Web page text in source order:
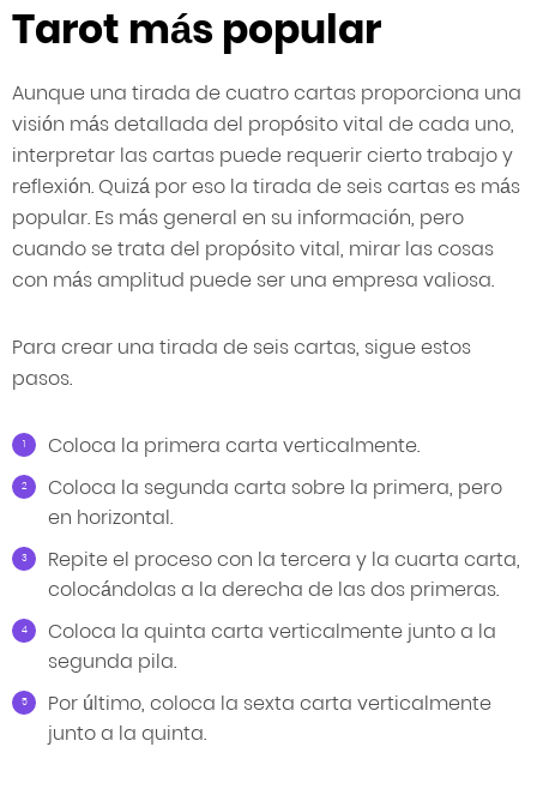
Tarot más popular
Aunque una tirada de cuatro cartas proporciona una
visión más detallada del propósito vital de cada uno,
interpretar las cartas puede requerir cierto trabajo y
reflexión. Quizá por eso la tirada de seis cartas es más
popular. Es más general en su información, pero
cuando se trata del propósito vital, mirar las cosas
con más amplitud puede ser una empresa valiosa.
Para crear una tirada de seis cartas, sigue estos
pasos.
Coloca la primera carta verticalmente.
Coloca la segunda carta sobre la primera, pero
en horizontal.
Repite el proceso con la tercera y la cuarta carta,
colocándolas a la derecha de las dos primeras.
Coloca la quinta carta verticalmente junto a la
segunda pila.
Por último, coloca la sexta carta verticalmente
junto a la quinta.